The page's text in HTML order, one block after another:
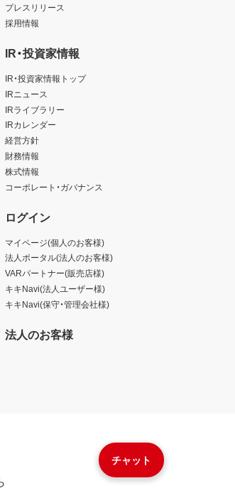
チャット
プレスリリース
採用情報
IR・投資家情報
IR・投資家情報トップ
IRニュース
IRライブラリー
IRカレンダー
経営方針
財務情報
株式情報
コーポレート・ガバナンス
ログイン
マイページ(個人のお客様)
法人ポータル(法人のお客様)
VARパートナー(販売店様)
キキNavi(法人ユーザー様)
キキNavi(保守・管理会社様)
法人のお客様